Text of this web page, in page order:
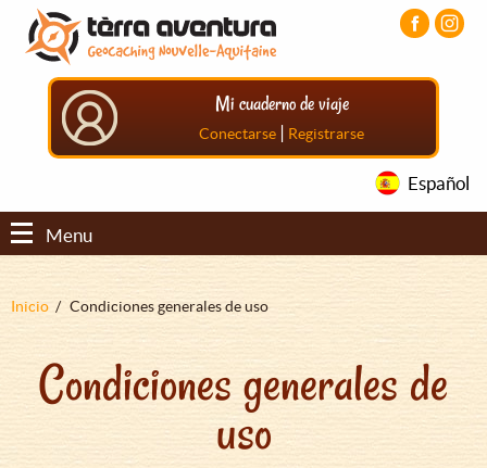
Pasar
contenido
principal
Pasar
menú
principal
Pasar
principal
Mi cuaderno de viaje
Conectarse | Registrarse
Español
Menu
Sobrescribir
ayuda
Inicio Condiciones generales de uso
Condiciones generales de
uso